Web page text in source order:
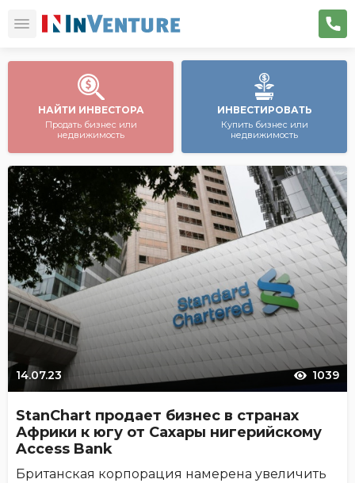
НАЙТИ ИНВЕСТОРА
Продать бизнес или
недвижимость
ИНВЕСТИРОВАТЬ
Купить бизнес или
недвижимость
14.07.23 1039
StanChart продает бизнес в странах
Африки к югу от Сахары нигерийскому
Access Bank
Британская корпорация намерена увеличить